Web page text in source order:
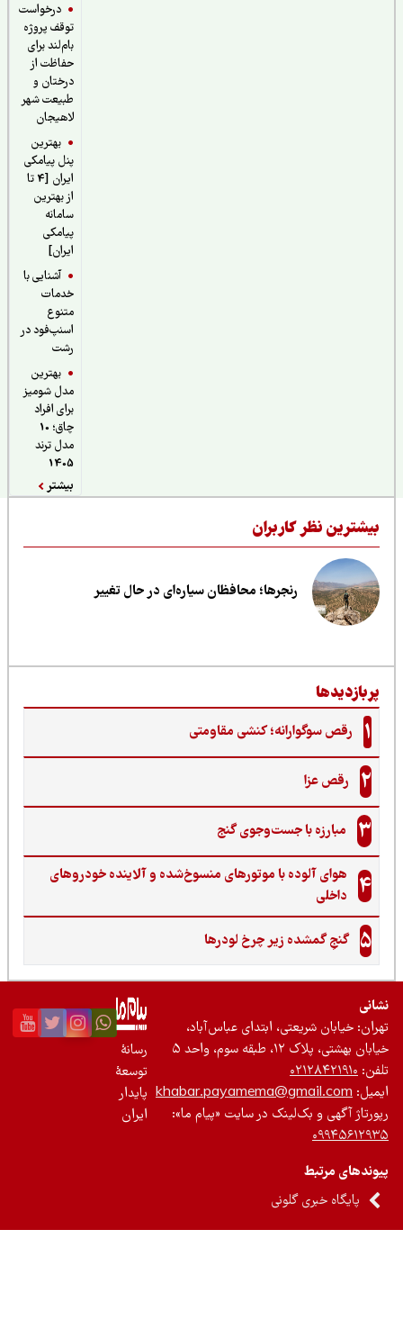
درخواست
توقف پروژه
بام‌لند برای
حفاظت از
درختان و
طبیعت شهر
لاهیجان
بهترین
پنل پیامکی
ایران [4 تا
از بهترین
سامانه
پیامکی
آشنایی با
خدمات
اسنپ‌فود در
بهترین
مدل شومیز
برای افراد
چاق؛ 10
مدل ترند
نظر کاربران
رنجرها؛ محافظان سیاره‌ای در حال تغییر
رقص سوگوارانه؛ کنشی مقاومتی
رقص عزا
مبارزه با جست‌وجوی گنج‌
هوای آلوده با موتورهای منسوخ‌شده و آلاینده خودروهای
داخلی
گنجِ گمشده زیر چرخ لودرها
خیابان شریعتی، ابتدای عباس‌آباد،
بهشتی، پلاک ۱۲، طبقه سوم، واحد ۵
۰۲۱۲۸۴۲۱۹۱۰
khabar.payamema@gmail.com
آگهی و بک‌لینک در سایت «پیام ما»:
مرتبط
پایگاه خبری گلونی
رسانۀ
توسعۀ
پایدار
ایران